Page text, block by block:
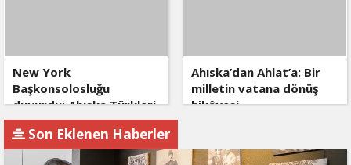
New York
Başkonsolosluğu
duyurdu: Ahıska Türkleri
için gezici konsolosluk
faaliyeti Rochester'da
Ahıska’dan Ahlat’a: Bir
milletin vatana dönüş
hikâyesi
Son Eklenen Haberler